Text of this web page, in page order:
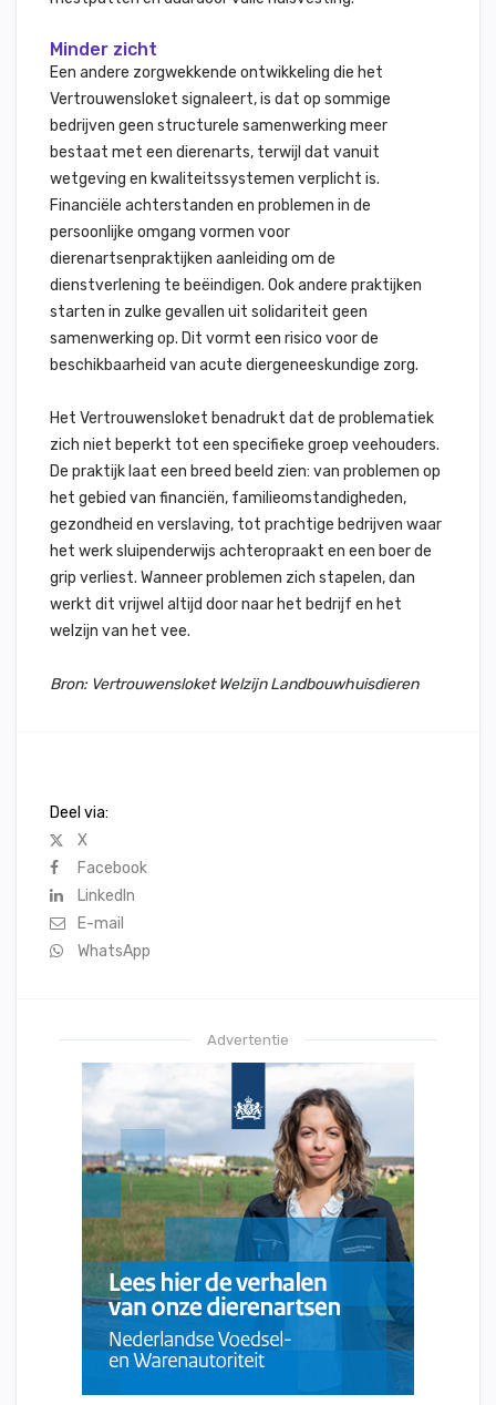
Minder zicht
Een andere zorgwekkende ontwikkeling die het
Vertrouwensloket signaleert, is dat op sommige
bedrijven geen structurele samenwerking meer
bestaat met een dierenarts, terwijl dat vanuit
wetgeving en kwaliteitssystemen verplicht is.
Financiële achterstanden en problemen in de
persoonlijke omgang vormen voor
dierenartsenpraktijken aanleiding om de
dienstverlening te beëindigen. Ook andere praktijken
starten in zulke gevallen uit solidariteit geen
samenwerking op. Dit vormt een risico voor de
beschikbaarheid van acute diergeneeskundige zorg.
Het Vertrouwensloket benadrukt dat de problematiek
zich niet beperkt tot een specifieke groep veehouders.
De praktijk laat een breed beeld zien: van problemen op
het gebied van financiën, familieomstandigheden,
gezondheid en verslaving, tot prachtige bedrijven waar
het werk sluipenderwijs achteropraakt en een boer de
grip verliest. Wanneer problemen zich stapelen, dan
werkt dit vrijwel altijd door naar het bedrijf en het
welzijn van het vee.
Bron: Vertrouwensloket Welzijn Landbouwhuisdieren
Deel via:
X
Facebook
LinkedIn
E-mail
WhatsApp
Advertentie